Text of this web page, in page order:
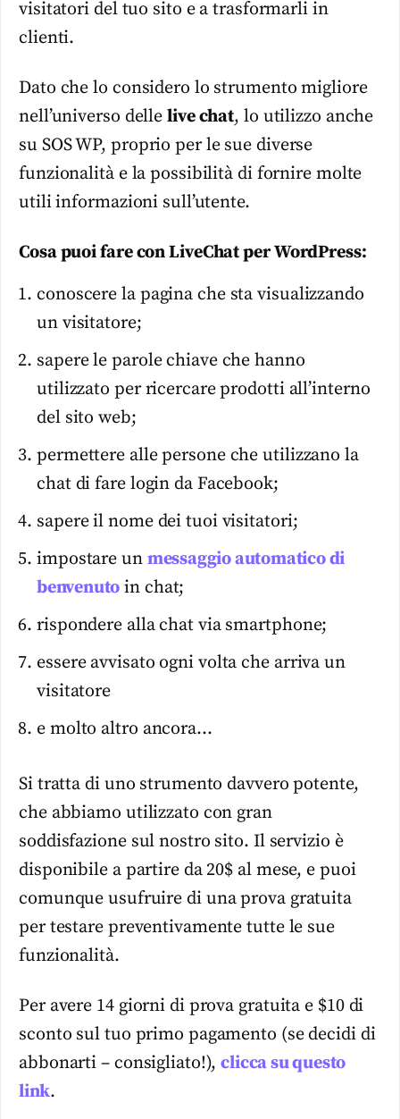
visitatori del tuo sito e a trasformarli in
clienti.
Dato che lo considero lo strumento migliore
nell’universo delle live chat, lo utilizzo anche
su SOS WP, proprio per le sue diverse
funzionalità e la possibilità di fornire molte
utili informazioni sull’utente.
Cosa puoi fare con LiveChat per WordPress:
conoscere la pagina che sta visualizzando
un visitatore;
sapere le parole chiave che hanno
utilizzato per ricercare prodotti all’interno
del sito web;
permettere alle persone che utilizzano la
chat di fare login da Facebook;
sapere il nome dei tuoi visitatori;
impostare un messaggio automatico di
benvenuto in chat;
rispondere alla chat via smartphone;
essere avvisato ogni volta che arriva un
visitatore
e molto altro ancora…
Si tratta di uno strumento davvero potente,
che abbiamo utilizzato con gran
soddisfazione sul nostro sito. Il servizio è
disponibile a partire da 20$ al mese, e puoi
comunque usufruire di una prova gratuita
per testare preventivamente tutte le sue
funzionalità.
Per avere 14 giorni di prova gratuita e $10 di
sconto sul tuo primo pagamento (se decidi di
abbonarti – consigliato!),clicca su questo
link.